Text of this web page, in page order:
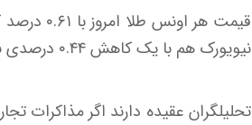
نیویورک هم با یک کاهش ۰.۴۴ درصدی به ۳۲۳۳ دلار و ۵۰ سنت رسیده است.
تحلیلگران عقیده دارند اگر مذاکرات